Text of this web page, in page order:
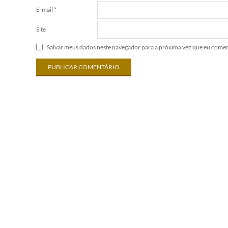
E-mail *
Site
Salvar meus dados neste navegador para a próxima vez que eu